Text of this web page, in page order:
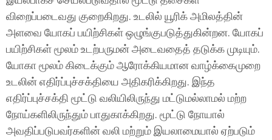
விறைப்படைவது குறைகிறது. உடலில் யூரிக் அமிலத்தின்
அளவை யோகப் பயிற்சிகள் ஒழுங்குபடுத்துகின்றன. யோகப்
பயிற்சிகள் மூலம் உடற்பருமன் அடைவதைத் தடுக்க முடியும்.
யோகா மூலம் கிடைக்கும் ஆரோக்கியமான வாழ்க்கைமுறை
உடலின் எதிர்ப்புச்சக்தியை அதிகரிக்கிறது. இந்த
எதிர்ப்புச்சக்தி மூட்டு வலியிலிருந்து மட்டுமல்லாமல் மற்ற
நோய்களிலிருந்தும் பாதுகாக்கிறது. மூட்டு நோயால்
அவதிப்படுபவர்களின் வலி மற்றும் இயலாமையால் ஏற்படும்